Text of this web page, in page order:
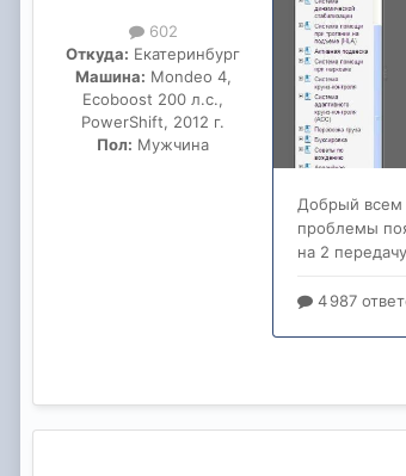
602
Откуда: Екатеринбург
Машина: Mondeo 4,
Ecoboost 200 л.с.,
PowerShift, 2012 г.
Пол: Мужчина